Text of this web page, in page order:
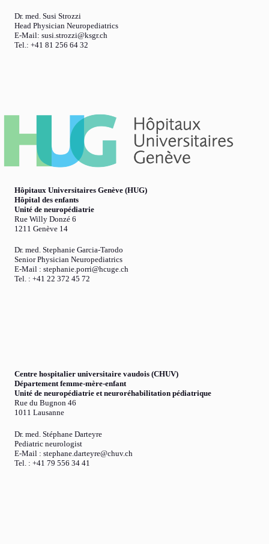
Dr. med. Susi Strozzi
Head Physician Neuropediatrics
E-Mail: susi.strozzi@ksgr.ch
Tel.: +41 81 256 64 32
Hôpitaux Universitaires Genève (HUG)
Hôpital des enfants
Unité de neuropédiatrie
Rue Willy Donzé 6
1211 Genève 14
Dr. med. Stephanie Garcia-Tarodo
Senior Physician Neuropediatrics
E-Mail : stephanie.porri@hcuge.ch
Tel. : +41 22 372 45 72
Centre hospitalier universitaire vaudois (CHUV)
Département femme-mère-enfant
Unité de neuropédiatrie et neuroréhabilitation pédiatrique
Rue du Bugnon 46
1011 Lausanne
Dr. med. Stéphane Darteyre
Pediatric neurologist
E-Mail : stephane.darteyre@chuv.ch
Tel. : +41 79 556 34 41